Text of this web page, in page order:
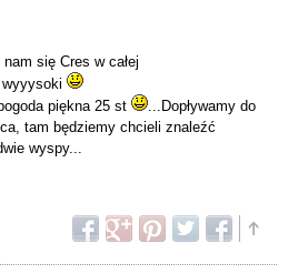
się Cres w całej
piękna 25 st
...Dopływamy do
tam będziemy chcieli znaleźć
wyspy...